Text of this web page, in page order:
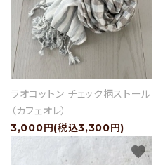
ラオコットン チェック柄ストール
（カフェオレ）
3,000円(税込3,300円)
favorite